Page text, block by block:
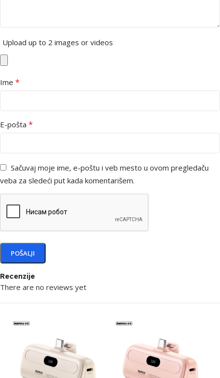
Recenzije
There are no reviews yet
Upload up to 2 images or videos
Ime *
E-pošta *
Sačuvaj moje ime, e-poštu i veb mesto u ovom pregledaču
veba za sledeći put kada komentarišem.